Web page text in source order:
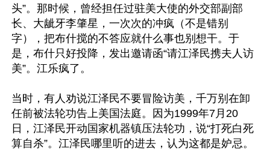
头”。那时候，曾经担任过驻美大使的外交部副部
长、大龇牙李肇星，一次次的冲疯（不是错别
字），把布什搅的不答应就什么事也别想干。于
是，布什只好投降，发出邀请函“请江泽民携夫人访
美”。江乐疯了。
当时，有人劝说江泽民不要冒险访美，千万别在卸
任前被法轮功告上美国法庭。因为1999年7月20
日，江泽民开动国家机器镇压法轮功，说“打死白死
算自杀”。江泽民哪里听的进去，认为这都是妒忌。